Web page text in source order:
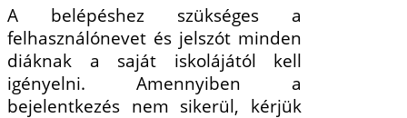
A belépéshez szükséges a
felhasználónevet és jelszót minden
diáknak a saját iskolájától kell
igényelni. Amennyiben a
bejelentkezés nem sikerül, kérjük